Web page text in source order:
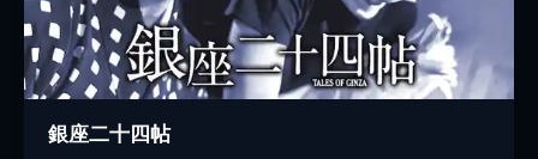
銀座二十四帖